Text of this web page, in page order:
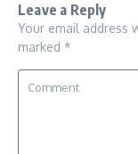
Leave a Reply
Your email address
marked *